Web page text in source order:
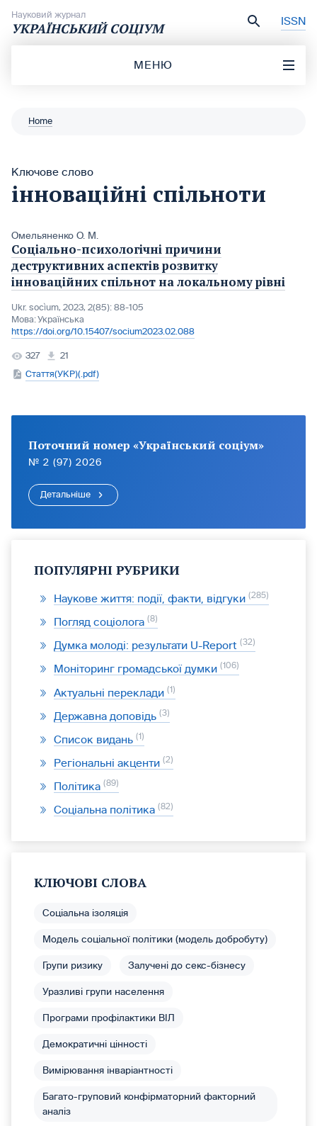
Науковий журнал
УКРАЇНСЬКИЙ СОЦІУМ ISSN
МЕНЮ
Home
Ключове слово
інноваційні спільноти
Омельяненко О. М.
Соціально-психологічні причини
деструктивних аспектів розвитку
інноваційних спільнот на локальному рівні
Ukr. socìum, 2023, 2(85): 88-105
Мова:Українська
https://doi.org/10.15407/socium2023.02.088
327
21
Стаття(УКР)(.pdf)
Поточний номер «Український соціум»
№ 2 (97) 2026
Детальніше
ПОПУЛЯРНІ РУБРИКИ
Наукове життя: події, факти, відгуки 285
Погляд соціолога 8
Думка молоді: результати U-Report 32
Моніторинг громадської думки 106
Актуальні переклади 1
Державна доповідь 3
Список видань 1
Регіональні акценти 2
Політика 89
Соціальна політика 82
КЛЮЧОВІ СЛОВА
Соціальна ізоляція
Модель соціальної політики (модель добробуту)
Групи ризику Залучені до секс-бізнесу
Уразливі групи населення
Програми профілактики ВІЛ
Демократичні цінності
Вимірювання інваріантності
Багато-груповий конфірматорний факторний
аналіз